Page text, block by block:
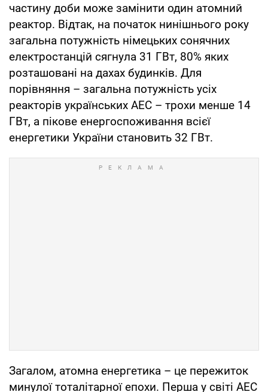
частину доби може замінити один атомний
реактор. Відтак, на початок нинішнього року
загальна потужність німецьких сонячних
електростанцій сягнула 31 ГВт, 80% яких
розташовані на дахах будинків. Для
порівняння – загальна потужність усіх
реакторів українських АЕС – трохи менше 14
ГВт, а пікове енергоспоживання всієї
енергетики України становить 32 ГВт.
Загалом, атомна енергетика – це пережиток
минулої тоталітарної епохи. Перша у світі АЕС